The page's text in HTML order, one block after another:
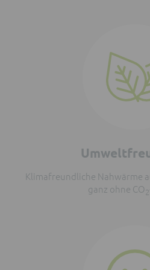
Klimafreundliche Nahwärme
ganz ohne CO2